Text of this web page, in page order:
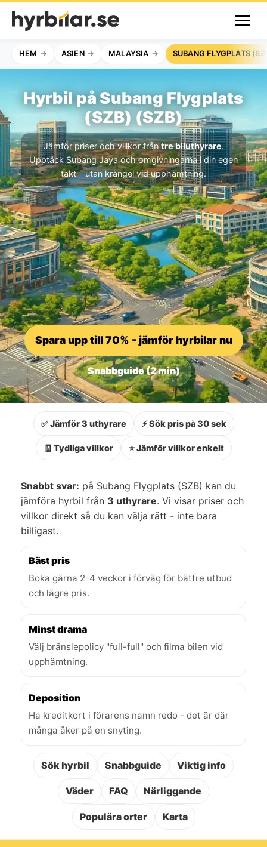
HEM ASIEN MALAYSIA SUBANG FLYGPLATS
Hyrbil på Subang Flygplats
(SZB) (SZB)
Jämför priser och villkor fråntre biluthyrare.
Upptäck Subang Jaya och omgivningarna i din egen
takt - utan krångel vid upphämtning.
Spara upp till 70% - jämför hyrbilar nu
Snabbguide (2 min)
✅ Jämför 3 uthyrare ⚡ Sök pris på 30 sek
🧾 Tydliga villkor ⭐ Jämför villkor enkelt
Snabbt svar: på Subang Flygplats (SZB) kan du
jämföra hyrbil från 3 uthyrare. Vi visar priser och
villkor direkt så du kan välja rätt - inte bara
billigast.
Bäst pris
Boka gärna 2-4 veckor i förväg för bättre utbud
och lägre pris.
Minst drama
Välj bränslepolicy "full-full" och filma bilen vid
upphämtning.
Deposition
Ha kreditkort i förarens namn redo - det är där
många åker på en snyting.
Sök hyrbil Snabbguide Viktig info
Väder FAQ Närliggande
Populära orter Karta